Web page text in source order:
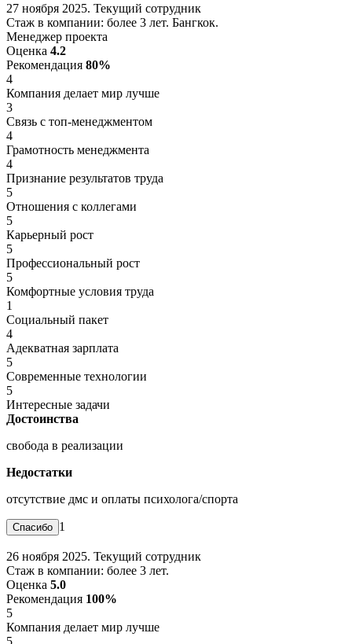
27 ноября 2025. Текущий сотрудник
Стаж в компании: более 3 лет. Бангкок.
Менеджер проекта
Оценка 4.2
Рекомендация 80%
4
Компания делает мир лучше
3
Связь с топ-менеджментом
4
Грамотность менеджмента
4
Признание результатов труда
5
Отношения с коллегами
5
Карьерный рост
5
Профессиональный рост
5
Комфортные условия труда
1
Социальный пакет
4
Адекватная зарплата
5
Современные технологии
5
Интересные задачи
Достоинства
свобода в реализации
Недостатки
отсутствие дмс и оплаты психолога/спорта
1
26 ноября 2025. Текущий сотрудник
Стаж в компании: более 3 лет.
Оценка 5.0
Рекомендация 100%
5
Компания делает мир лучше
5